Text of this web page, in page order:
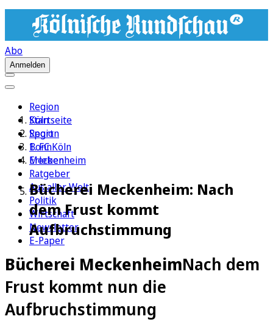
Abo
Anmelden
Region
Köln
Sport
1. FC Köln
Erleben
Ratgeber
Aus aller Welt
Politik
Wirtschaft
Newsletter
E-Paper
Startseite
Region
Bonn
Meckenheim
Bücherei Meckenheim: Nach
dem Frust kommt
Aufbruchstimmung
Bücherei MeckenheimNach dem
Frust kommt nun die
Aufbruchstimmung